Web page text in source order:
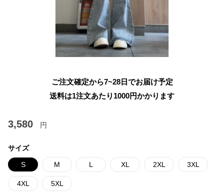
ご注文確定から7~28日でお届け予定
送料は1注文あたり 1000円かかります
3,580 円
サイズ
S M L XL 2XL 3XL
4XL 5XL